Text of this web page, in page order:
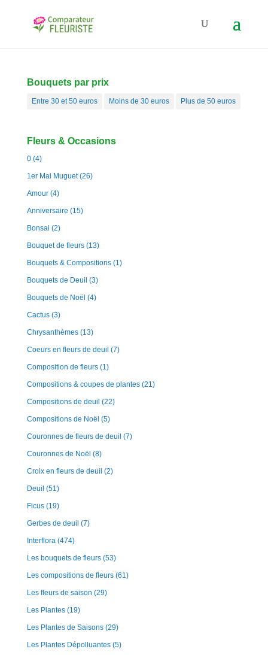
Bouquets par prix
Entre 30 et 50 euros Moins de 30 euros Plus de 50 euros
Fleurs & Occasions
0 (4)
1er Mai Muguet (26)
Amour (4)
Anniversaire (15)
Bonsai (2)
Bouquet de fleurs (13)
Bouquets & Compositions (1)
Bouquets de Deuil (3)
Bouquets de Noël (4)
Cactus (3)
Chrysanthèmes (13)
Coeurs en fleurs de deuil (7)
Composition de fleurs (1)
Compositions & coupes de plantes (21)
Compositions de deuil (22)
Compositions de Noël (5)
Couronnes de fleurs de deuil (7)
Couronnes de Noël (8)
Croix en fleurs de deuil (2)
Deuil (51)
Ficus (19)
Gerbes de deuil (7)
Interflora (474)
Les bouquets de fleurs (53)
Les compositions de fleurs (61)
Les fleurs de saison (29)
Les Plantes (19)
Les Plantes de Saisons (29)
Les Plantes Dépolluantes (5)